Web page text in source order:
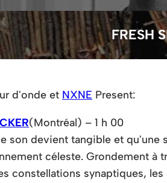
FRESH
d'onde et NXNE Present:
(Montréal) – 1 h 00
son devient tangible et qu'une
céleste. Grondement à
constellations synaptiques,